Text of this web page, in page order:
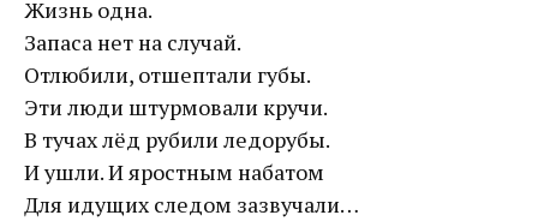
Жизнь одна.
Запаса нет на случай.
Отлюбили, отшептали губы.
Эти люди штурмовали кручи.
В тучах лёд рубили ледорубы.
И ушли. И яростным набатом
Для идущих следом зазвучали…